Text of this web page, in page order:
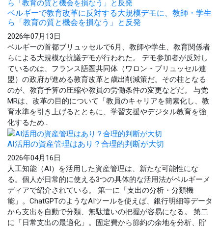
ベルギーで教育改革に反対する大規模デモに、教師・学生
ら「教育の質と機会を損なう」と反発
2026年07月13日
ベルギーの首都ブリュッセルで6月、教師や学生、教育関係者
らによる大規模な抗議デモが行われた。 デモ参加者が反対し
ているのは、フランス語圏共同体（ワロン・ブリュッセル連
盟）の政府が進める教育改革と歳出削減策だ。その柱となる
のが、教育予算の圧縮や教員の労働条件の変更などだ。 与党
MRは、改革の目的について「教員のキャリアを簡素化し、教
育水準を引き上げるとともに、学習支援やデジタル教育を強
化するため...
AI活用の資産管理はあり？合理的判断が大切
2026年04月16日
人工知能（AI）を活用した資産管理は、新たな可能性にな
る。個人が日常的に使える3つの具体的な活用法がベルギーメ
ディアで紹介されている。 第一に「支出の分析・分類機
能」。ChatGPTのようなAIツールを使えば、銀行明細等データ
から支出を自動で分類、無駄遣いの把握が容易になる。 第二
に「日常支出の最適化」。固定費から節約の余地を分析、貯